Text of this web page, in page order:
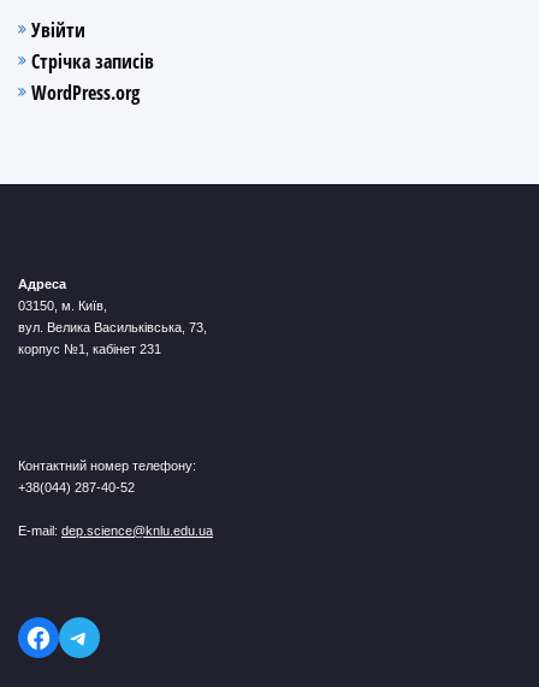
Увійти
Стрічка записів
WordPress.org
Адреса
03150, м. Київ,
вул. Велика Васильківська, 73,
корпус №1, кабінет 231
Контактний номер телефону:
+38(044) 287-40-52
E-mail: dep.science@knlu.edu.ua
Telegram